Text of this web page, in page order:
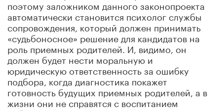
поэтому заложником данного законопроекта
автоматически становится психолог службы
сопровождения, который должен принимать
«судьбоносное» решение для кандидатов на
роль приемных родителей. И, видимо, он
должен будет нести моральную и
юридическую ответственность за ошибку
подбора, когда диагностика покажет
готовность будущих приемных родителей, а в
жизни они не справятся с воспитанием